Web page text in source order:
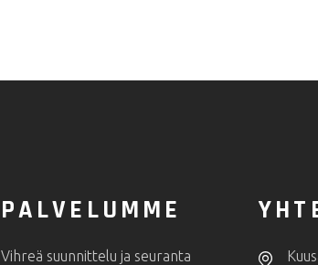
PALVELUMME
Vihreä suunnittelu ja seuranta